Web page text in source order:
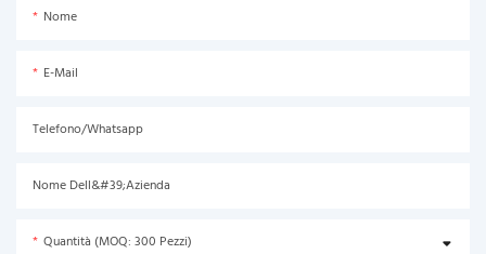
Nome
E-Mail
Telefono/Whatsapp
Nome Dell&#39;azienda
Quantità (MOQ: 300 Pezzi)